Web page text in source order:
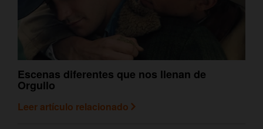
Escenas diferentes que nos llenan de
Orgullo
Leer artículo relacionado